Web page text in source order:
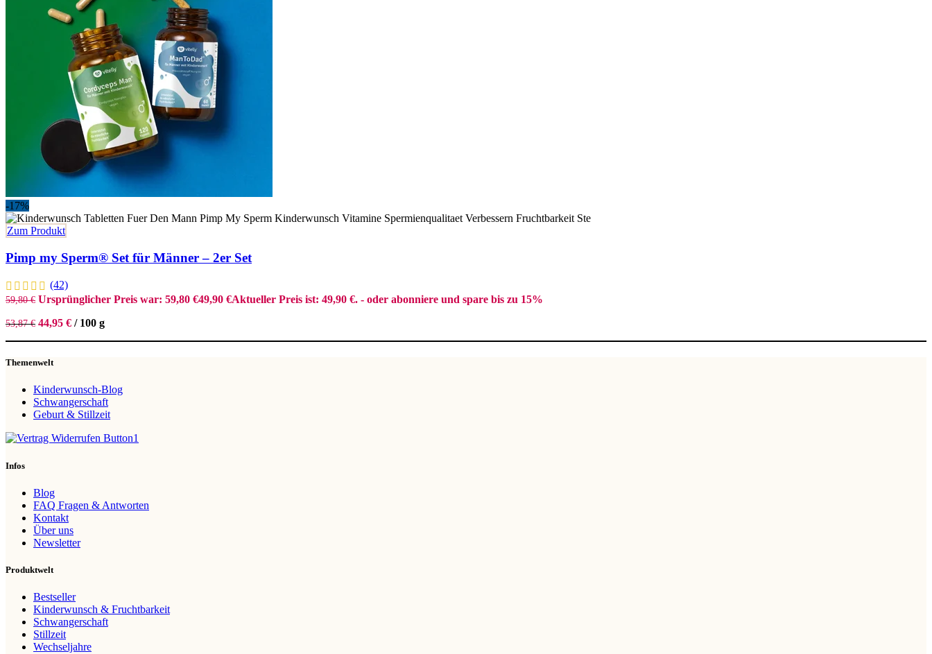
-17%
Zum Produkt
Pimp my Sperm® Set für Männer – 2er Set
(42)
59,80€ Ursprünglicher Preis war: 59,80 €49,90 €Aktueller Preis ist: 49,90 €. - oder abonniere und spare bis zu 15%
53,87€ 44,95 € / 100 g
Themenwelt
Kinderwunsch-Blog
Schwangerschaft
Geburt & Stillzeit
Infos
Blog
FAQ Fragen & Antworten
Kontakt
Über uns
Newsletter
Produktwelt
Bestseller
Kinderwunsch & Fruchtbarkeit
Schwangerschaft
Stillzeit
Wechseljahre